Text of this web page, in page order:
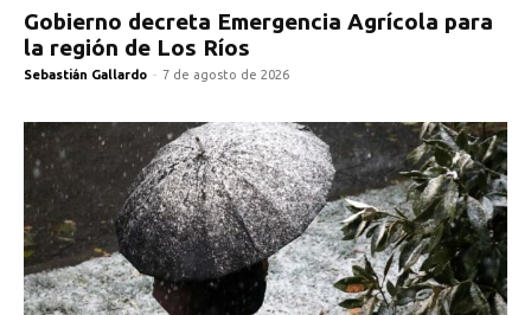
Gobierno decreta Emergencia Agrícola para
la región de Los Ríos
Sebastián Gallardo - 7 de agosto de 2026